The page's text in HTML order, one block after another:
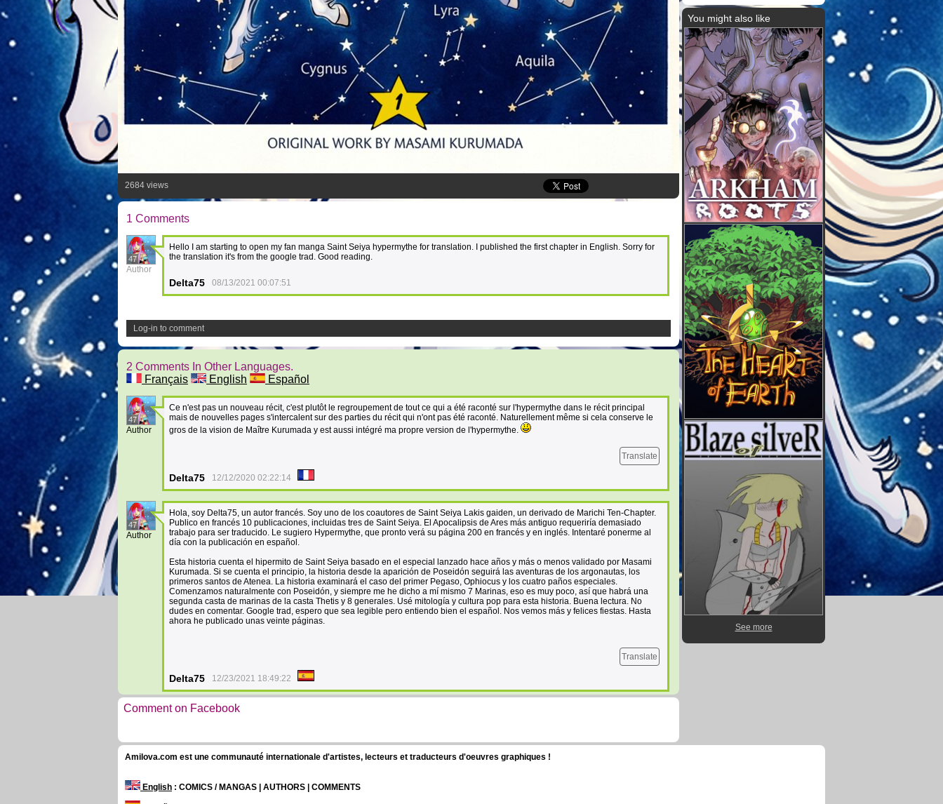
2684 views
1 Comments
47
Author
Hello I am starting to open my fan manga Saint Seiya hypermythe for translation. I published the first chapter in English. Sorry for
the translation it's from the google trad. Good reading.
Delta75 08/13/2021 00:07:51
Log-in to comment
2 Comments In Other Languages.
Français
English Español
47
Author
Ce n'est pas un nouveau récit, c'est plutôt le regroupement de tout ce qui a été raconté sur l'hypermythe dans le récit principal
mais de nouvelles pages s'intercalent sur des parties du récit qui n'ont pas été raconté. Naturellement même si cela conserve le
gros de la vision de Maître Kurumada y est aussi intégré ma propre version de l'hypermythe.
Translate
Delta75 12/12/2020 02:22:14
47
Author
Hola, soy Delta75, un autor francés. Soy uno de los coautores de Saint Seiya Lakis gaiden, un derivado de Marichi Ten-Chapter.
Publico en francés 10 publicaciones, incluidas tres de Saint Seiya. El Apocalipsis de Ares más antiguo requeriría demasiado
trabajo para ser traducido. Le sugiero Hypermythe, que pronto verá su página 200 en francés y en inglés. Intentaré ponerme al
día con la publicación en español.
Esta historia cuenta el hipermito de Saint Seiya basado en el especial lanzado hace años y más o menos validado por Masami
Kurumada. Si se cuenta el principio, la historia desde la aparición de Poseidón seguirá las aventuras de los argonautas, los
primeros santos de Atenea. La historia examinará el caso del primer Pegaso, Ophiocus y los cuatro paños especiales.
Comenzamos naturalmente con Poseidón, y siempre me he dicho a mí mismo 7 Marinas, eso es muy poco, así que habrá una
segunda casta de marinas de la casta Thetis y 8 generales. Usé mitología y cultura pop para esta historia. Buena lectura. No
dudes en comentar. Google trad, espero que sea legible pero entiendo bien el español. Nos vemos más y felices fiestas. Hasta
ahora he publicado unas veinte páginas.
Translate
Delta75 12/23/2021 18:49:22
Comment on Facebook
You might also like
See more
Amilova.com est une communauté internationale d'artistes, lecteurs et traducteurs d'oeuvres graphiques !
English : COMICS / MANGAS | AUTHORS | COMMENTS